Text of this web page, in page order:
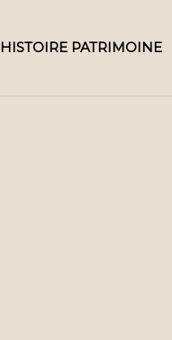
HISTOIRE PATRIMOINE